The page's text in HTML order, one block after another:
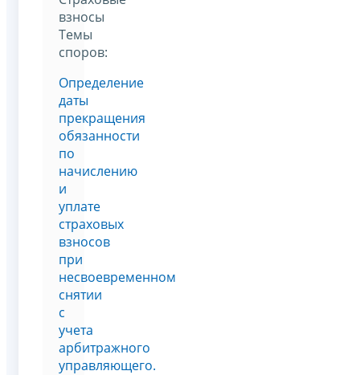
взносы
Темы
споров:
Определение
даты
прекращения
обязанности
по
начислению
и
уплате
страховых
взносов
при
несвоевременном
снятии
с
учета
арбитражного
управляющего.